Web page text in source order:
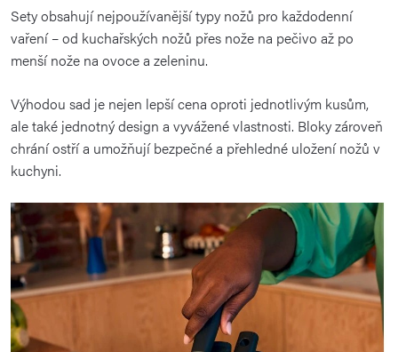
Sety obsahují nejpoužívanější typy nožů pro každodenní
vaření – od kuchařských nožů přes nože na pečivo až po
menší nože na ovoce a zeleninu.
Výhodou sad je nejen lepší cena oproti jednotlivým kusům,
ale také jednotný design a vyvážené vlastnosti. Bloky zároveň
chrání ostří a umožňují bezpečné a přehledné uložení nožů v
kuchyni.